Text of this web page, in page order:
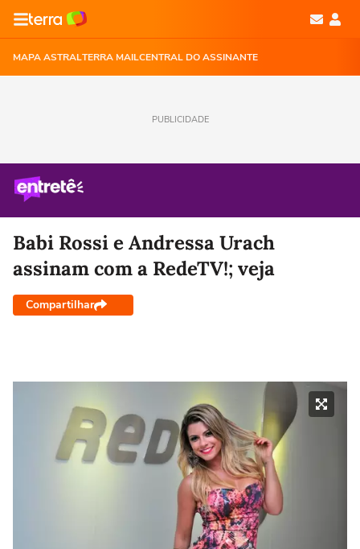
MAPA ASTRALTERRA MAILCENTRAL DO ASSINANTE
PUBLICIDADE
Babi Rossi e Andressa Urach
assinam com a RedeTV!; veja
Compartilhar